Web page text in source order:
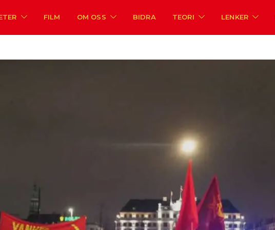
FILM OM OSS BIDRA TEORI LENKER